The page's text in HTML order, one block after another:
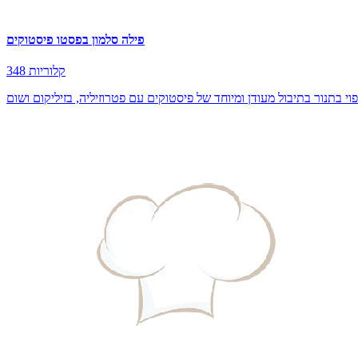
פילה סלמון בפסטו פיסטוקים
348 קלוריות
בתנור בתיבול מעודן ומיוחד של פיסטוקים עם פטרוזיליה, בזיליקום ושום